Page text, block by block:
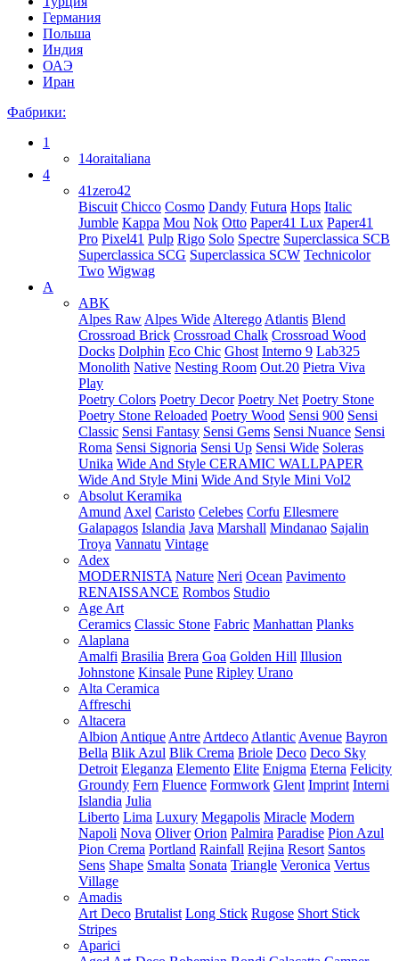
Германия
Польша
Индия
ОАЭ
Иран
Фабрики:
1
14oraitaliana
4
41zero42
Biscuit Chicco Cosmo Dandy Futura Hops Italic
Jumble Kappa Mou Nok Otto Paper41 Lux Paper41
Pro Pixel41 Pulp Rigo Solo Spectre Superclassica SCB
Superclassica SCG Superclassica SCW Technicolor
Two Wigwag
A
ABK
Alpes Raw Alpes Wide Alterego Atlantis Blend
Crossroad Brick Crossroad Chalk Crossroad Wood
Docks Dolphin Eco Chic Ghost Interno 9 Lab325
Monolith Native Nesting Room Out.20 Pietra Viva
Play
Poetry Colors Poetry Decor Poetry Net Poetry Stone
Poetry Stone Reloaded Poetry Wood Sensi 900 Sensi
Classic Sensi Fantasy Sensi Gems Sensi Nuance Sensi
Roma Sensi Signoria Sensi Up Sensi Wide Soleras
Unika Wide And Style CERAMIC WALLPAPER
Wide And Style Mini Wide And Style Mini Vol2
Absolut Keramika
Amund Axel Caristo Celebes Corfu Ellesmere
Galapagos Islandia Java Marshall Mindanao Sajalin
Troya Vannatu Vintage
Adex
MODERNISTA Nature Neri Ocean Pavimento
RENAISSANCE Rombos Studio
Age Art
Ceramics Classic Stone Fabric Manhattan Planks
Alaplana
Amalfi Brasilia Brera Goa Golden Hill Illusion
Johnstone Kinsale Pune Ripley Urano
Alta Ceramica
Affreschi
Altacera
Albion Antique Antre Artdeco Atlantic Avenue Bayron
Bella Blik Azul Blik Crema Briole Deco Deco Sky
Detroit Eleganza Elemento Elite Enigma Eterna Felicity
Groundy Fern Fluence Formwork Glent Imprint Interni
Islandia Julia
Liberto Lima Luxury Megapolis Miracle Modern
Napoli Nova Oliver Orion Palmira Paradise Pion Azul
Pion Crema Portland Rainfall Rejina Resort Santos
Sens Shape Smalta Sonata Triangle Veronica Vertus
Village
Amadis
Art Deco Brutalist Long Stick Rugose Short Stick
Stripes
Aparici